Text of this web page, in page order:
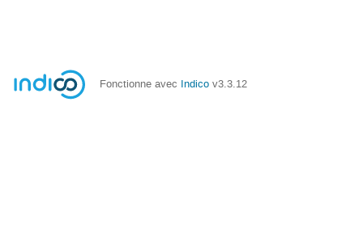
Fonctionne avec Indico v3.3.12